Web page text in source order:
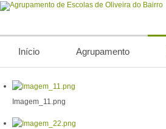
Início Agrupamento
Imagem_11.png